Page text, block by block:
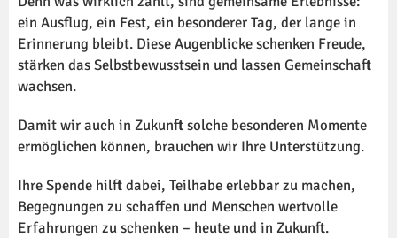
ein Ausflug, ein Fest, ein besonderer Tag, der lange in
Erinnerung bleibt. Diese Augenblicke schenken Freude,
stärken das Selbstbewusstsein und lassen Gemeinschaft
wachsen.
Damit wir auch in Zukunft solche besonderen Momente
ermöglichen können, brauchen wir Ihre Unterstützung.
Ihre Spende hilft dabei, Teilhabe erlebbar zu machen,
Begegnungen zu schaffen und Menschen wertvolle
Erfahrungen zu schenken – heute und in Zukunft.